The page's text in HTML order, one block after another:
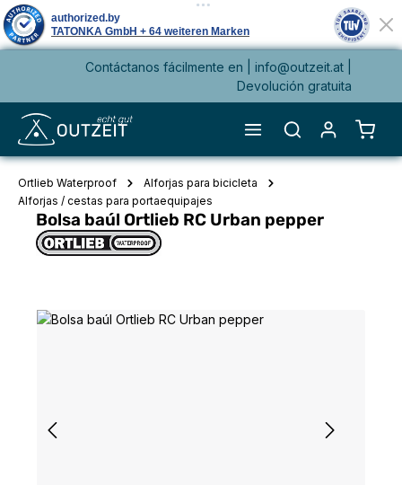
principalContáctanos fácilmente en | info@outzeit.at
Devolución gratuita
El
Ortlieb Waterproof
Alforjas para bicicleta
Alforjas / cestas para portaequipajes
Bolsa baúl Ortlieb RC Urban pepper
Omitir galería de imágenes